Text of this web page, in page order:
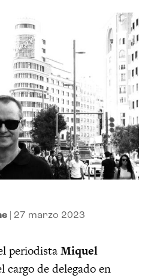
| 27 marzo 2023
periodistaMiquel
cargo de delegado en